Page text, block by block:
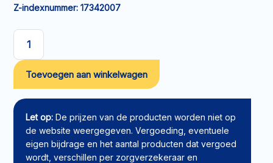
Z-indexnummer: 17342007
TENA
Pants
Normal
ProTection
S
aantal
Toevoegen aan winkelwagen
Let op: De prijzen van de producten worden niet op
de website weergegeven. Vergoeding, eventuele
eigen bijdrage en het aantal producten dat vergoed
wordt, verschillen per zorgverzekeraar en